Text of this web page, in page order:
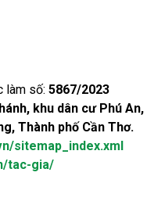
làm số: 5867/2023
khu dân cư Phú An,
Thành phố Cần Thơ.
sitemap_index.xml
tac-gia/